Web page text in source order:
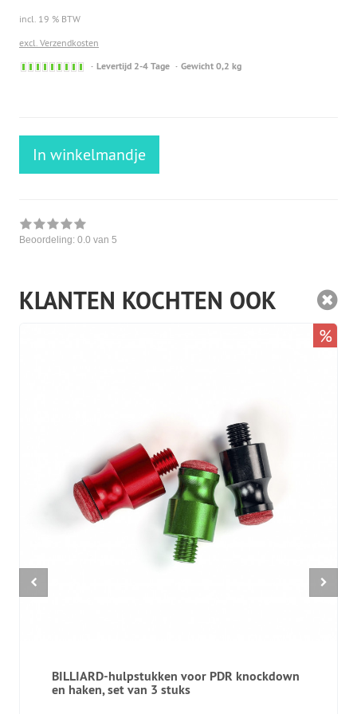
incl. 19 % BTW
excl. Verzendkosten
Sofort
Levertijd 2-4 Tage Gewicht 0,2 kg
In winkelmandje
Beoordeling: 0.0 van 5
KLANTEN KOCHTEN OOK
BILLIARD-hulpstukken voor PDR knockdown
en haken, set van 3 stuks
%